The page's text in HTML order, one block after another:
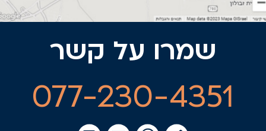
שמרו על קשר
077-230-4351